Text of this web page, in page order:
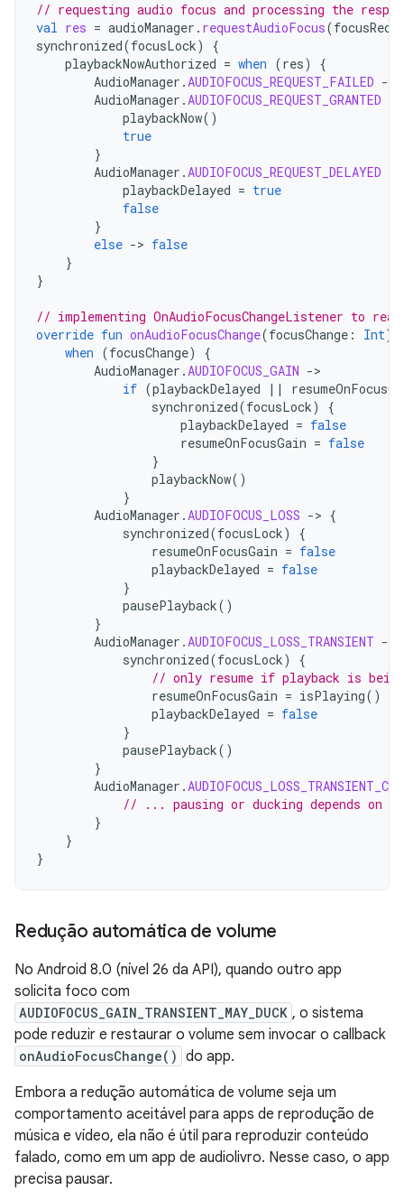
// requesting audio focus and processing the
val res = audioManager . requestAudioFocus(
synchronized(focusLock)
{
playbackNowAuthorized = when (res)
{
AudioManager .AUDIOFOCUS_REQUEST_FAILED -
AudioManager .AUDIOFOCUS_REQUEST_GRANTED
playbackNow()
true
}
AudioManager .AUDIOFOCUS_REQUEST_DELAYED
playbackDelayed = true
false
}
else -> false
}
}
// implementing OnAudioFocusChangeListener to
override fun onAudioFocusChange(focusChange : Int)
when (focusChange)
{
AudioManager .AUDIOFOCUS_GAIN -
if (playbackDelayed ||
synchronized(focusLock)
{
playbackDelayed = false
resumeOnFocusGain = false
}
playbackNow()
}
AudioManager .AUDIOFOCUS_LOSS -> {
synchronized(focusLock)
{
resumeOnFocusGain = false
playbackDelayed = false
}
pausePlayback()
}
AudioManager .AUDIOFOCUS_LOSS_TRANSIENT -
synchronized(focusLock)
{
// only resume if playback is
resumeOnFocusGain = isPlaying()
playbackDelayed = false
}
pausePlayback()
}
AudioManager .
// ... pausing or ducking depends on
}
}
}
Redução automática de volume
No Android 8.0 (nível 26 da API), quando outro app
solicita foco com
AUDIOFOCUS_GAIN_TRANSIENT_MAY_DUCK , o sistema
pode reduzir e restaurar o volume sem invocar o callback
onAudioFocusChange() do app.
Embora a redução automática de volume seja um
comportamento aceitável para apps de reprodução de
música e vídeo, ela não é útil para reproduzir conteúdo
falado, como em um app de audiolivro. Nesse caso, o app
precisa pausar.